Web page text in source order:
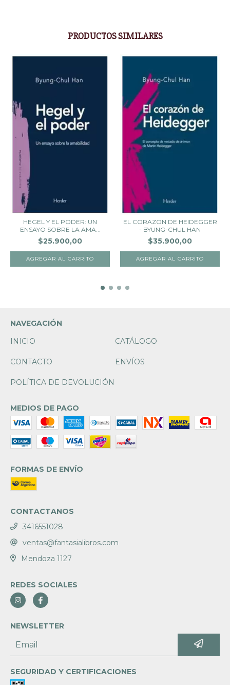
PRODUCTOS SIMILARES
HEGEL Y EL PODER: UN
ENSAYO SOBRE LA AMA...
$25.900,00
EL CORAZON DE HEIDEGGER
- BYUNG-CHUL HAN
$35.900,00
NAVEGACIÓN
INICIO
CATÁLOGO
CONTACTO ENVÍOS
POLÍTICA DE DEVOLUCIÓN
MEDIOS DE PAGO
FORMAS DE ENVÍO
CONTACTANOS
3416551028
ventas@fantasialibros.com
Mendoza 1127
REDES SOCIALES
NEWSLETTER
SEGURIDAD Y CERTIFICACIONES